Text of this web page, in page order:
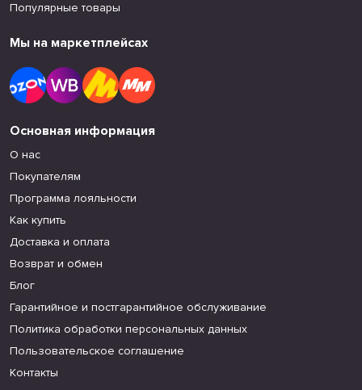
Популярные товары
Мы на маркетплейсах
Основная информация
О нас
Покупателям
Программа лояльности
Как купить
Доставка и оплата
Возврат и обмен
Блог
Гарантийное и постгарантийное обслуживание
Политика обработки персональных данных
Пользовательское соглашение
Контакты